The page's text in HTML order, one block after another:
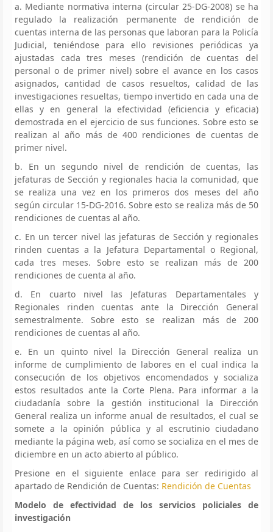
a. Mediante normativa interna (circular 25-DG-2008) se ha
regulado la realización permanente de rendición de
cuentas interna de las personas que laboran para la Policía
Judicial, teniéndose para ello revisiones periódicas ya
ajustadas cada tres meses (rendición de cuentas del
personal o de primer nivel) sobre el avance en los casos
asignados, cantidad de casos resueltos, calidad de las
investigaciones resueltas, tiempo invertido en cada una de
ellas y en general la efectividad (eficiencia y eficacia)
demostrada en el ejercicio de sus funciones. Sobre esto se
realizan al año más de 400 rendiciones de cuentas de
primer nivel.
b. En un segundo nivel de rendición de cuentas, las
jefaturas de Sección y regionales hacia la comunidad, que
se realiza una vez en los primeros dos meses del año
según circular 15-DG-2016. Sobre esto se realiza más de 50
rendiciones de cuentas al año.
c. En un tercer nivel las jefaturas de Sección y regionales
rinden cuentas a la Jefatura Departamental o Regional,
cada tres meses. Sobre esto se realizan más de 200
rendiciones de cuenta al año.
d. En cuarto nivel las Jefaturas Departamentales y
Regionales rinden cuentas ante la Dirección General
semestralmente. Sobre esto se realizan más de 200
rendiciones de cuentas al año.
e. En un quinto nivel la Dirección General realiza un
informe de cumplimiento de labores en el cual indica la
consecución de los objetivos encomendados y socializa
estos resultados ante la Corte Plena. Para informar a la
ciudadanía sobre la gestión institucional la Dirección
General realiza un informe anual de resultados, el cual se
somete a la opinión pública y al escrutinio ciudadano
mediante la página web, así como se socializa en el mes de
diciembre en un acto abierto al público.
Presione en el siguiente enlace para ser redirigido al
apartado de Rendición de Cuentas: Rendición de Cuentas
Modelo de efectividad de los servicios policiales de
investigación